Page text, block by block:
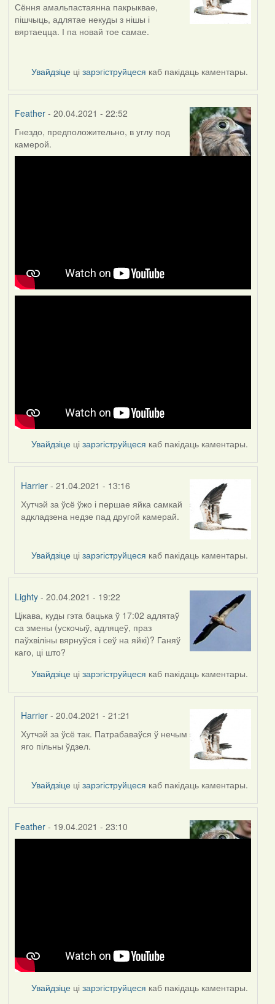
Сёння амальпастаянна пакрыквае,
пішчыць, адлятае некуды з нішы і
вяртаецца. І па новай тое самае.
Увайдзіце цізарэгіструйцеся каб пакідаць каментары.
Feather- 20.04.2021 - 22:52
Гнездо, предположительно, в углу под
камерой.
Увайдзіце цізарэгіструйцеся каб пакідаць каментары.
Harrier - 21.04.2021 - 13:16
In
reply
Feather
Хутчэй за ўсё ўжо і першае яйка самкай
адкладзена недзе пад другой камерай.
Увайдзіце цізарэгіструйцеся каб пакідаць каментары.
Lighty- 20.04.2021 - 19:22
Цікава, куды гэта бацька ў 17:02 адлятаў
са змены (ускочыў, адляцеў, праз
паўхвіліны вярнуўся і сеў на яйкі)? Ганяў
каго, ці што?
Увайдзіце цізарэгіструйцеся каб пакідаць каментары.
Harrier - 20.04.2021 - 21:21
In
reply
Lighty
Хутчэй за ўсё так. Патрабаваўся ў нечым
яго пільны ўдзел.
Увайдзіце цізарэгіструйцеся каб пакідаць каментары.
Feather- 19.04.2021 - 23:10
Увайдзіце цізарэгіструйцеся каб пакідаць каментары.